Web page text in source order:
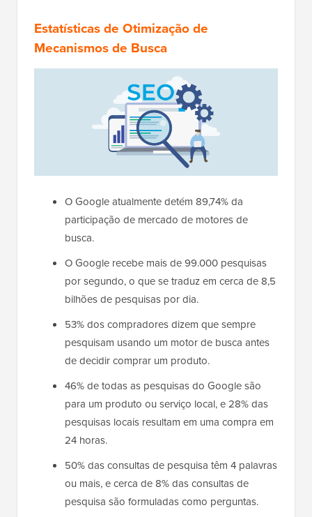
Estatísticas de Otimização de
Mecanismos de Busca
O Google atualmente detém 89,74% da
participação de mercado de motores de
busca.
O Google recebe mais de 99.000 pesquisas
por segundo, o que se traduz em cerca de 8,5
bilhões de pesquisas por dia.
53% dos compradores dizem que sempre
pesquisam usando um motor de busca antes
de decidir comprar um produto.
46% de todas as pesquisas do Google são
para um produto ou serviço local, e 28% das
pesquisas locais resultam em uma compra em
24 horas.
50% das consultas de pesquisa têm 4 palavras
ou mais, e cerca de 8% das consultas de
pesquisa são formuladas como perguntas.